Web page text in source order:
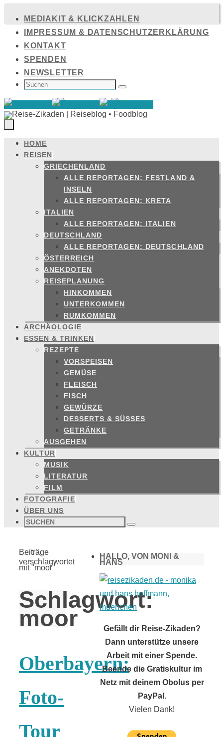
Inhalt
springen
MEDIAKIT & KLICKZAHLEN
IMPRESSUM & DATENSCHUTZERKLÄRUNG
KONTAKT
SPENDEN
NEWSLETTER
SUCHEN
NACH: Suchen
Zum
Inhalt
springen
HOME
REISEN
GRIECHENLAND
ALLE REPORTAGEN: FESTLAND &
INSELN
ALLE REPORTAGEN: KRETA
ITALIEN
ALLE REPORTAGEN: ITALIEN
DEUTSCHLAND
ALLE REPORTAGEN: DEUTSCHLAND
ÖSTERREICH
ANEKDOTEN
REISEPLANUNG
HINKOMMEN
UNTERKOMMEN
RUMKOMMEN
ARCHÄOLOGIE
ESSEN & TRINKEN
REZEPTE
VORSPEISEN
GEMÜSE
FLEISCH
FISCH
GEWÜRZE
DESSERTS & SÜSSES
GETRÄNKE
AUSGEHEN
KULTUR
MUSIK
LITERATUR
FILM
FOTOGRAFIE
ÜBER UNS
Suchen
nach: Suchen
Start
Beiträge
verschlagwortet
mit "moor"
Schlagwort:
moor
Oberbayern:
Foto-
Tour
HALLO, VON MONI &
HANS
Gefällt dir Reise-Zikaden?
Dann unterstütze unsere
Arbeit mit einer Spende.
Beende die Gratiskultur im
Netz mit deinem Obolus per
PayPal.
Vielen Dank!